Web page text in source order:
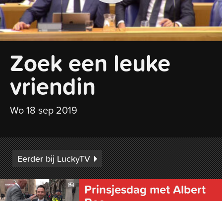
Zoek een leuke
vriendin
Wo 18 sep 2019
Eerder bij LuckyTV
Prinsjesdag met Albert